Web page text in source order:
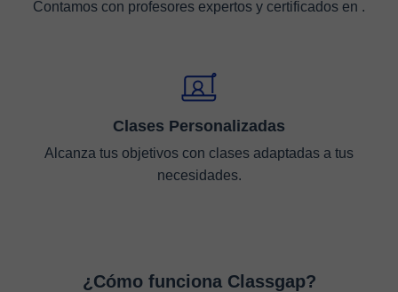
Contamos con profesores expertos y certificados en .
Clases Personalizadas
Alcanza tus objetivos con clases adaptadas a tus
necesidades.
¿Cómo funciona Classgap?